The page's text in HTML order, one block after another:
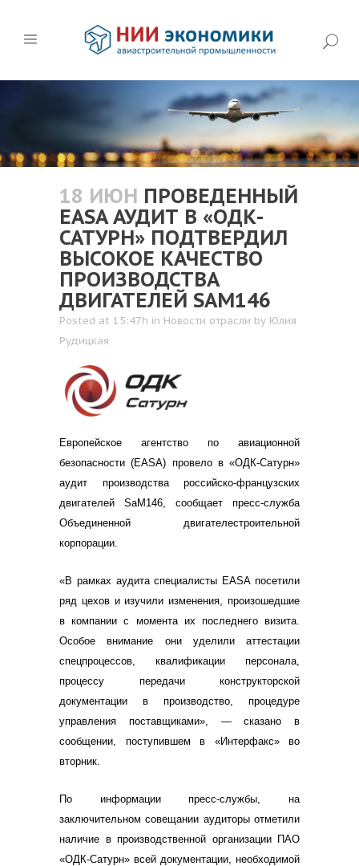
18 ИЮН ПРОВЕДЕННЫЙ
EASA АУДИТ В «ОДК-
САТУРН» ПОДТВЕРДИЛ
ВЫСОКОЕ КАЧЕСТВО
ПРОИЗВОДСТВА
ДВИГАТЕЛЕЙ SAM146
Posted at 15:47h in Новости отрасли by Юлия
Рудицкая
Европейское агентство по авиационной
безопасности (EASA) провело в «ОДК-Сатурн»
аудит производства российско-французских
двигателей SaM146, сообщает пресс-служба
Объединенной двигателестроительной
корпорации.
«В рамках аудита специалисты EASA посетили
ряд цехов и изучили изменения, произошедшие
в компании с момента их последнего визита.
Особое внимание они уделили аттестации
спецпроцессов, квалификации персонала,
процессу передачи конструкторской
документации в производство, процедуре
управления поставщиками», — сказано в
сообщении, поступившем в «Интерфакс» во
вторник.
По информации пресс-службы, на
заключительном совещании аудиторы отметили
наличие в производственной организации ПАО
«ОДК-Сатурн» всей документации, необходимой